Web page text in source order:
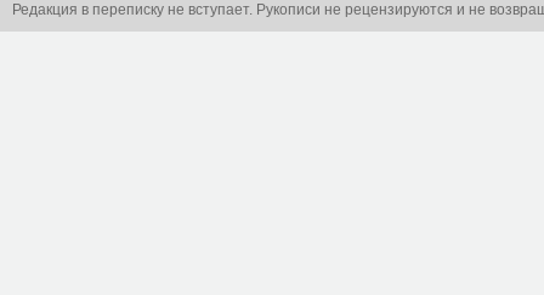
Редакция в переписку не вступает. Рукописи не рецензируются и не